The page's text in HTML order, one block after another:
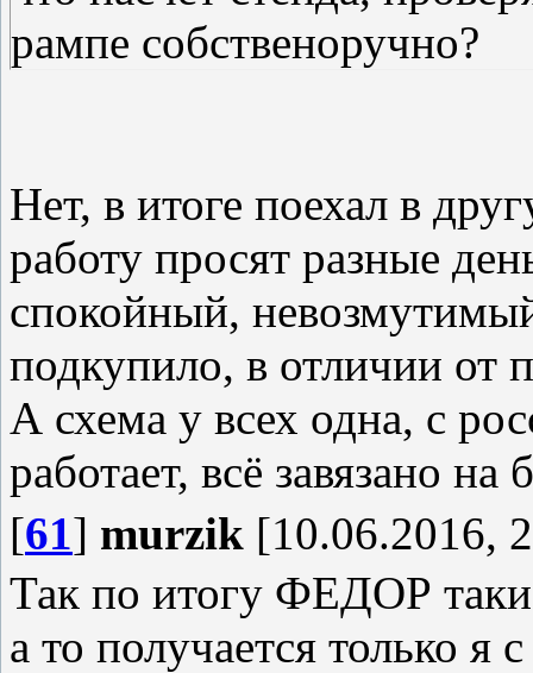
рампе собственоручно?
Нет, в итоге поехал в
работу просят разные
спокойный,
подкупило, в отличии от
А схема у всех одна, с
работает, всё завязано
[61] murzik [10.06.2016,
Так по итогу ФЕДОР
а то получается только я